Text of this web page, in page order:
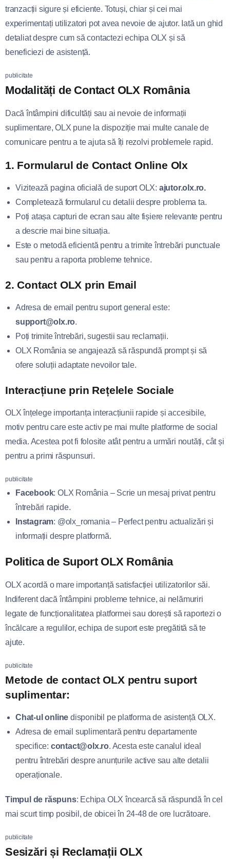
tranzacții sigure și eficiente. Totuși, chiar și cei mai
experimentați utilizatori pot avea nevoie de ajutor. Iată un ghid
detaliat despre cum să contactezi echipa OLX și să
beneficiezi de asistență.
publicitate
Modalități de Contact OLX România
Dacă întâmpini dificultăți sau ai nevoie de informații
suplimentare, OLX pune la dispoziție mai multe canale de
comunicare pentru a te ajuta să îți rezolvi problemele rapid.
1. Formularul de Contact Online Olx
Vizitează pagina oficială de suport OLX: ajutor.olx.ro.
Completează formularul cu detalii despre problema ta.
Poți atașa capturi de ecran sau alte fișiere relevante pentru
a descrie mai bine situația.
Este o metodă eficientă pentru a trimite întrebări punctuale
sau pentru a raporta probleme tehnice.
2.Contact OLX prin Email
Adresa de email pentru suport general este:
support@olx.ro.
Poți trimite întrebări, sugestii sau reclamații.
OLX România se angajează să răspundă prompt și să
ofere soluții adaptate nevoilor tale.
Interacțiune prin Rețelele Sociale
OLX înțelege importanța interacțiunii rapide și accesibile,
motiv pentru care este activ pe mai multe platforme de social
media. Acestea pot fi folosite atât pentru a urmări noutăți, cât și
pentru a primi răspunsuri.
publicitate
Facebook: OLX România – Scrie un mesaj privat pentru
întrebări rapide.
Instagram: @olx_romania – Perfect pentru actualizări și
informații despre platformă.
Politica de Suport OLX România
OLX acordă o mare importanță satisfacției utilizatorilor săi.
Indiferent dacă întâmpini probleme tehnice, ai nelămuriri
legate de funcționalitatea platformei sau dorești să raportezi o
încălcare a regulilor, echipa de suport este pregătită să te
ajute.
publicitate
Metode de contact OLX pentru suport
suplimentar:
Chat-ul online disponibil pe platforma de asistență OLX.
Adresa de email suplimentară pentru departamente
specifice: contact@olx.ro. Acesta este canalul ideal
pentru întrebări despre anunțurile active sau alte detalii
operaționale.
Timpul de răspuns: Echipa OLX încearcă să răspundă în cel
mai scurt timp posibil, de obicei în 24-48 de ore lucrătoare.
publicitate
Sesizări și Reclamații OLX